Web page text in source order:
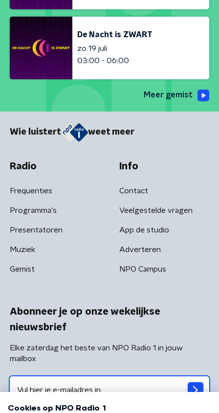
De Nacht is ZWART
zo 19 juli
03:00 - 06:00
Meer gemist
Wie luistert weet meer
Radio
Frequenties
Programma's
Presentatoren
Muziek
Gemist
Info
Contact
Veelgestelde vragen
App de studio
Adverteren
NPO Campus
Abonneer je op onze wekelijkse
nieuwsbrief
Elke zaterdag het beste van NPO Radio 1 in jouw
mailbox